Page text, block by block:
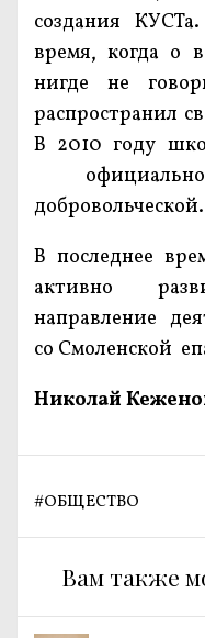
создания
время, когда о
нигде не
распространил
В 2010 году
добровольческой.
В последнее
активно
направление
со Смоленской
Николай
#ОБЩЕСТВО
Вам также